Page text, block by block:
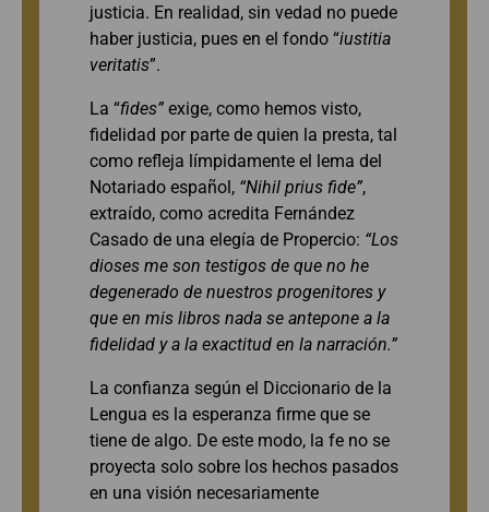
justicia. En realidad, sin vedad no puede
haber justicia, pues en el fondo “iustitia
veritatis”.
La “fides” exige, como hemos visto,
fidelidad por parte de quien la presta, tal
como refleja límpidamente el lema del
Notariado español, “Nihil prius fide”,
extraído, como acredita Fernández
Casado de una elegía de Propercio: “Los
dioses me son testigos de que no he
degenerado de nuestros progenitores y
que en mis libros nada se antepone a la
fidelidad y a la exactitud en la narración.”
La confianza según el Diccionario de la
Lengua es la esperanza firme que se
tiene de algo. De este modo, la fe no se
proyecta solo sobre los hechos pasados
en una visión necesariamente